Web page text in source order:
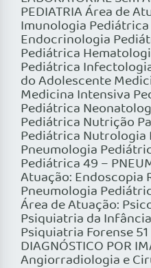
PEDIATRIA Área de
Imunologia
Endocrinologia
Pediátrica
Pediátrica
do Adolescente
Medicina Intensiva
Pediátrica
Pediátrica Nutrição
Pediátrica Nutrologia
Pneumologia
Pediátrica 49 –
Atuação: Endoscopia
Pneumologia
Área de Atuação:
Psiquiatria da
Psiquiatria Forense 51
DIAGNÓSTICO POR
Angiorradiologia e